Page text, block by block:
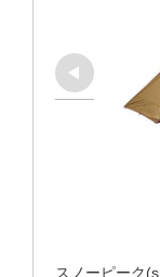
スノーピーク